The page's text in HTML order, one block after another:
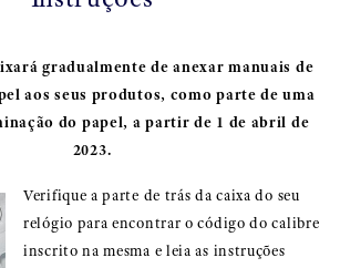
gradualmente de anexar manuais de
aos seus produtos, como parte de uma
do papel, a partir de 1 de abril de
2023.
Verifique a parte de trás da caixa do seu
relógio para encontrar o código do calibre
inscrito na mesma e leia as instruções